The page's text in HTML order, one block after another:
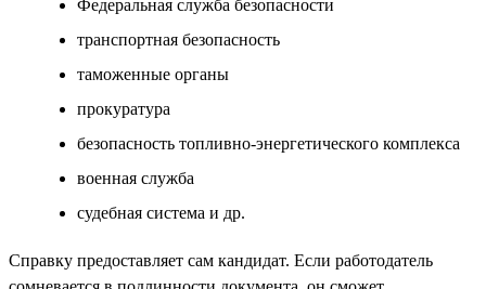
Федеральная служба безопасности
транспортная безопасность
таможенные органы
прокуратура
безопасность топливно-энергетического комплекса
военная служба
судебная система и др.
Справку предоставляет сам кандидат. Если работодатель